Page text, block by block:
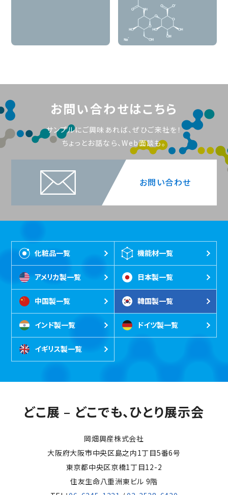
お問い合わせはこちら
サンプルにご興味あれば、ぜひご来社を！
ちょっとお話なら、Web面談も。
お問い合わせ
化粧品一覧 機能材一覧
アメリカ製一覧 日本製一覧
中国製一覧 韓国製一覧
インド製一覧 ドイツ製一覧
イギリス製一覧
どこ展 – どこでも、ひとり展示会
岡畑興産株式会社
大阪府大阪市中央区島之内1丁目5番6号
東京都中央区京橋1丁目12-2
住友生命八重洲東ビル 9階